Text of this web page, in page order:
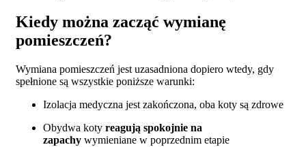
Kiedy można zacząć wymianę
pomieszczeń?
Wymiana pomieszczeń jest uzasadniona dopiero wtedy, gdy
spełnione są wszystkie poniższe warunki:
Izolacja medyczna jest zakończona, oba koty są zdrowe
Obydwa koty reagują spokojnie na
zapachy wymieniane w poprzednim etapie